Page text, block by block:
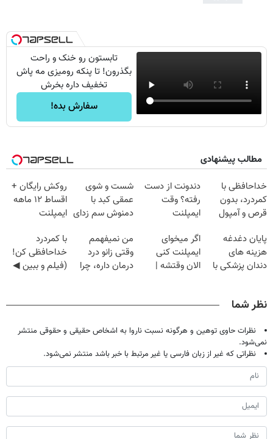
تابستون رو خنک و راحت
بگذرون! تا پنکه رومیزی مه پاش
تخفیف داره بخرش
سفارش بده!
مطالب پیشنهادی
خداحافظی با
کمردرد، بدون
قرص و آمپول
دندونت از دست
رفته؟ وقت
ایمپلنت
شست و شوی
عمقی کبد با
دمنوش سم زدای
روکش رایگان +
اقساط ۱۲ ماهه
ایمپلنت
پایان دغدغه
هزینه های
دندان پزشکی با
اگر میخوای
ایمپلنت کنی
الان وقتشه |
من نمیفهمم
وقتی زانو درد
درمان داره، چرا
با کمردرد
خداحافظی کن!
(فیلم و ببین ◀
نظر شما
نظرات حاوی توهین و هرگونه نسبت ناروا به اشخاص حقیقی و حقوقی منتشر
نمی‌شود.
نظراتی که غیر از زبان فارسی یا غیر مرتبط با خبر باشد منتشر نمی‌شود.